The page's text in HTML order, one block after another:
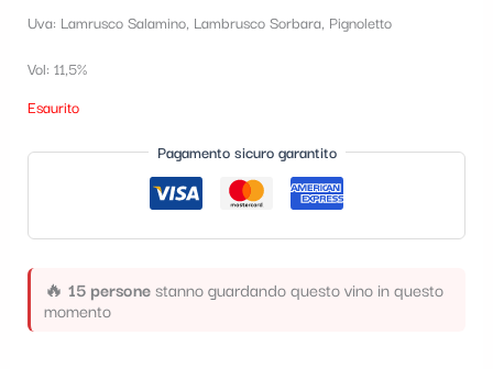
Uva: Lamrusco Salamino, Lambrusco Sorbara, Pignoletto
Vol: 11,5%
Esaurito
Pagamento sicuro garantito
🔥 15 personestanno guardando questo vino in questo
momento
a
t
e
a